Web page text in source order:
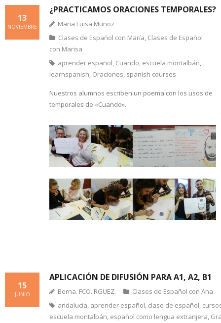
¿PRACTICAMOS ORACIONES TEMPORALES?
13
NOVIEMBRE
Maria Luisa Muñoz
Clases de Español con María, Clases de Español
con Marisa
aprender español, Cuando, escuela montalbán,
learnspanish, Oraciones, spanish courses
Nuestros alumnos escriben un poema con los usos de
temporales de «Cuando».
APLICACIÓN DE DIFUSIÓN PARA A1, A2, B1
15
JUNIO Berna. FCO. RGUEZ.
Clases de Español con Ana
andalucia, aprender español, clase de español,
escuela montalbán, español como lengua extranjera,